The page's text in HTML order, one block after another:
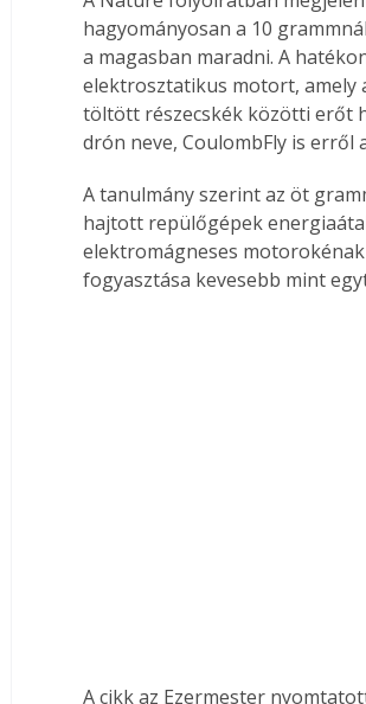
hagyományosan a 10
a magasban maradni. A
elektrosztatikus motort, amely
töltött részecskék közötti erőt
drón neve, CoulombFly is erről
A tanulmány szerint az öt
hajtott repülőgépek
elektromágneses
fogyasztása kevesebb mint
A cikk az Ezermester